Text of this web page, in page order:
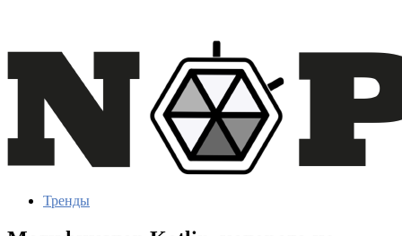
Тренды